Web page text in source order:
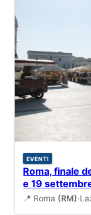
EVENTI
Roma, finale
e 19
📍 Roma (RM)·